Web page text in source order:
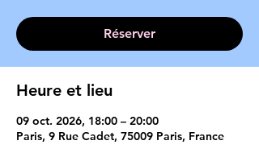
Réserver
Heure et lieu
09 oct. 2026, 18:00 – 20:00
Paris, 9 Rue Cadet, 75009 Paris, France